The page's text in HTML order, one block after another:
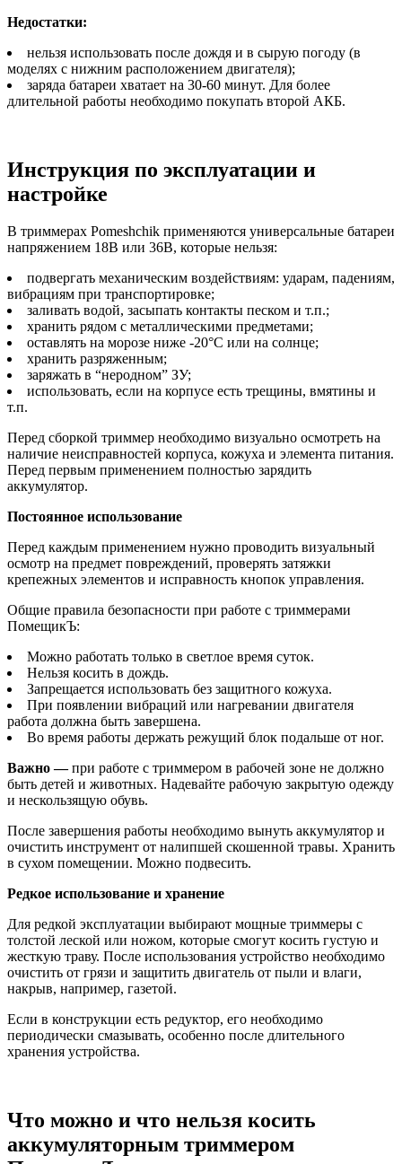
Недостатки:
нельзя использовать после дождя и в сырую погоду (в
моделях с нижним расположением двигателя);
заряда батареи хватает на 30-60 минут. Для более
длительной работы необходимо покупать второй АКБ.
Инструкция по эксплуатации и
настройке
В триммерах Pomeshchik применяются универсальные батареи
напряжением 18В или 36В, которые нельзя:
подвергать механическим воздействиям: ударам, падениям,
вибрациям при транспортировке;
заливать водой, засыпать контакты песком и т.п.;
хранить рядом с металлическими предметами;
оставлять на морозе ниже -20°С или на солнце;
хранить разряженным;
заряжать в “неродном” ЗУ;
использовать, если на корпусе есть трещины, вмятины и
т.п.
Перед сборкой триммер необходимо визуально осмотреть на
наличие неисправностей корпуса, кожуха и элемента питания.
Перед первым применением полностью зарядить
аккумулятор.
Постоянное использование
Перед каждым применением нужно проводить визуальный
осмотр на предмет повреждений, проверять затяжки
крепежных элементов и исправность кнопок управления.
Общие правила безопасности при работе с триммерами
ПомещикЪ:
Можно работать только в светлое время суток.
Нельзя косить в дождь.
Запрещается использовать без защитного кожуха.
При появлении вибраций или нагревании двигателя
работа должна быть завершена.
Во время работы держать режущий блок подальше от ног.
Важно —при работе с триммером в рабочей зоне не должно
быть детей и животных. Надевайте рабочую закрытую одежду
и нескользящую обувь.
После завершения работы необходимо вынуть аккумулятор и
очистить инструмент от налипшей скошенной травы. Хранить
в сухом помещении. Можно подвесить.
Редкое использование и хранение
Для редкой эксплуатации выбирают мощные триммеры с
толстой леской или ножом, которые смогут косить густую и
жесткую траву. После использования устройство необходимо
очистить от грязи и защитить двигатель от пыли и влаги,
накрыв, например, газетой.
Если в конструкции есть редуктор, его необходимо
периодически смазывать, особенно после длительного
хранения устройства.
Что можно и что нельзя косить
аккумуляторным триммером